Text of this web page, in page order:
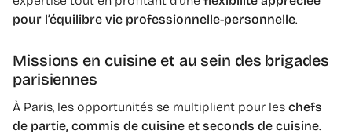
pour l’équilibre vie professionnelle-personnelle.
Missions en cuisine et au sein des brigades
parisiennes
À Paris, les opportunités se multiplient pour les chefs
de partie, commis de cuisine et seconds de cuisine.